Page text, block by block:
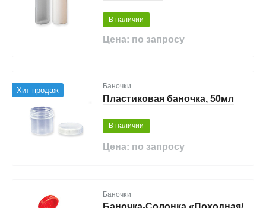
Цена: по запросу
В наличии
Хит продаж Баночки
Пластиковая баночка, 50мл
Цена: по запросу
В наличии
Баночки